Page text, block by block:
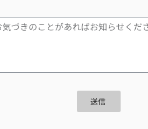
送信